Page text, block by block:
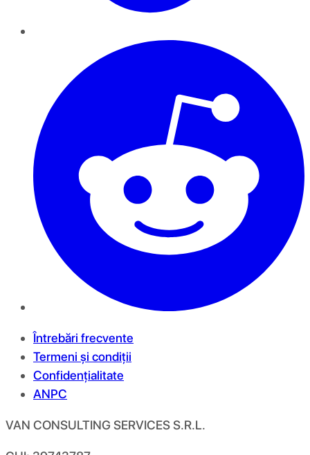
Întrebări frecvente
Termeni și condiții
Confidențialitate
ANPC
VAN CONSULTING SERVICES S.R.L.